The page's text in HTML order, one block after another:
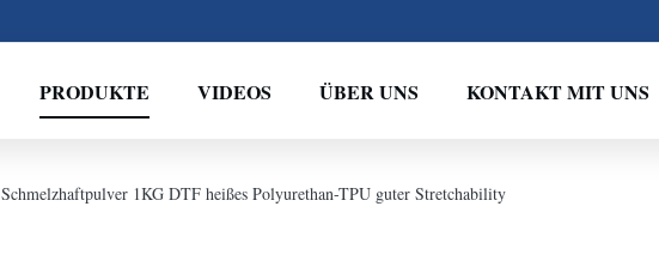
PRODUKTE VIDEOS ÜBER UNS KONTAKT MIT UNS
Schmelzhaftpulver 1KG DTF heißes Polyurethan-TPU guter Stretchability